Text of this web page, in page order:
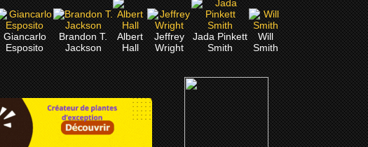
Giancarlo
Esposito
Brandon T.
Jackson
Albert
Hall
Jeffrey
Wright
Jada Pinkett
Smith
Will
Smith